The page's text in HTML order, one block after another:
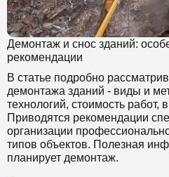
Демонтаж и снос зданий:
рекомендации
В статье подробно
демонтажа зданий - виды и
технологий, стоимость работ,
Приводятся рекомендации
организации
типов объектов. Полезная
планирует демонтаж.